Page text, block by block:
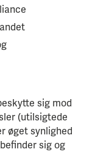
sig mod
(utilsigtede
øget synlighed
sig og